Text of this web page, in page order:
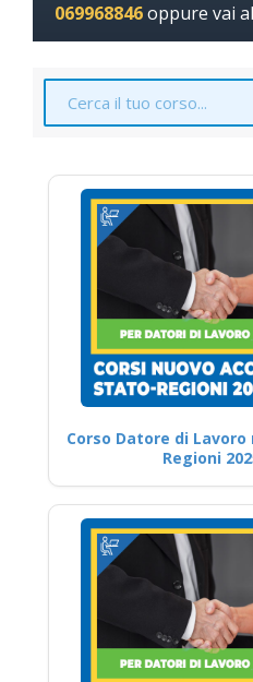
069968846oppure vai
Corso Datore di
Regioni